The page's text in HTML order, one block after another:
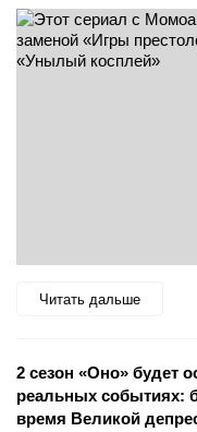
Читать дальше
2 сезон «Оно» будет
реальных событиях:
время Великой